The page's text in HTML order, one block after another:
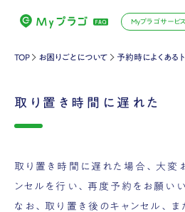
Myプラゴサービ
TOP お困りごとについて 予約時によくある
取り置き時間に遅れた
取り置き時間に遅れた場合、大変
ンセルを行い、再度予約をお願いい
なお、取り置き後のキャンセル、